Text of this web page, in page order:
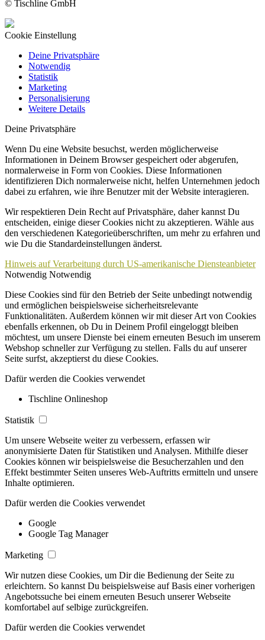
© Tischline GmbH
Cookie Einstellung
Deine Privatsphäre
Notwendig
Statistik
Marketing
Personalisierung
Weitere Details
Deine Privatsphäre
Wenn Du eine Website besuchst, werden möglicherweise
Informationen in Deinem Browser gespeichert oder abgerufen,
normalerweise in Form von Cookies. Diese Informationen
identifizieren Dich normalerweise nicht, helfen Unternehmen jedoch
dabei zu erfahren, wie ihre Benutzer mit der Website interagieren.
Wir respektieren Dein Recht auf Privatsphäre, daher kannst Du
entscheiden, einige dieser Cookies nicht zu akzeptieren. Wähle aus
den verschiedenen Kategorieüberschriften, um mehr zu erfahren und
wie Du die Standardeinstellungen änderst.
Hinweis auf Verarbeitung durch US-amerikanische Diensteanbieter
Notwendig Notwendig
Diese Cookies sind für den Betrieb der Seite unbedingt notwendig
und ermöglichen beispielsweise sicherheitsrelevante
Funktionalitäten. Außerdem können wir mit dieser Art von Cookies
ebenfalls erkennen, ob Du in Deinem Profil eingeloggt bleiben
möchtest, um unsere Dienste bei einem erneuten Besuch im unserem
Webshop schneller zur Verfügung zu stellen. Falls du auf unserer
Seite surfst, akzeptierst du diese Cookies.
Dafür werden die Cookies verwendet
Tischline Onlineshop
Statistik
Um unsere Webseite weiter zu verbessern, erfassen wir
anonymisierte Daten für Statistiken und Analysen. Mithilfe dieser
Cookies können wir beispielsweise die Besucherzahlen und den
Effekt bestimmter Seiten unseres Web-Auftritts ermitteln und unsere
Inhalte optimieren.
Dafür werden die Cookies verwendet
Google
Google Tag Manager
Marketing
Wir nutzen diese Cookies, um Dir die Bedienung der Seite zu
erleichtern. So kannst Du beispielsweise auf Basis einer vorherigen
Angebotssuche bei einem erneuten Besuch unserer Webseite
komfortabel auf selbige zurückgreifen.
Dafür werden die Cookies verwendet